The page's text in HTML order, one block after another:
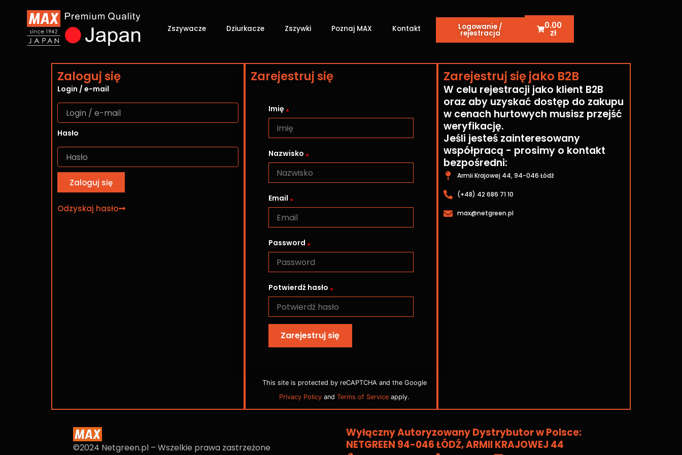
Zszywacze Dziurkacze Zszywki Poznaj MAX Kontakt Logowanie /
rejestracja
0.00
zł
Zaloguj się
Login / e-mail
Hasło
Zaloguj się
Odzyskaj hasło
Zarejestruj się
Imię
Nazwisko
Email
Password
Potwierdź hasło
Zarejestruj się
This site is protected by reCAPTCHA and the Google
Privacy Policy andTerms of Service apply.
Zarejestruj się jako B2B
W celu rejestracji jako klient B2B
oraz aby uzyskać dostęp do zakupu
w cenach hurtowych musisz przejść
weryfikację.
Jeśli jesteś zainteresowany
współpracą - prosimy o kontakt
bezpośredni:
Armii Krajowej 44, 94-046 Łódź
(+48) 42 686 71 10
max@netgreen.pl
©2024 Netgreen.pl – Wszelkie prawa zastrzeżone
Wyłączny Autoryzowany Dystrybutor w Polsce:
NETGREEN 94-046 ŁÓDŹ, ARMII KRAJOWEJ 44